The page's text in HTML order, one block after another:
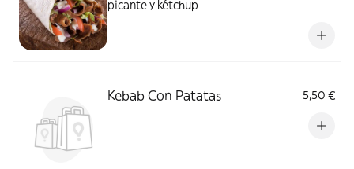
picante y kétchup
Kebab Con Patatas 5,50 €